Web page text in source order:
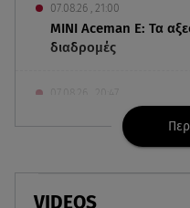
07.08.26 , 21:00
MINI Aceman E: Τα
διαδρομές
Χανιά: Νεκρή
αστυνομικούς που την
07.08.26 , 20:18
Μυστράς: Κρίσιμος
VIDEOS